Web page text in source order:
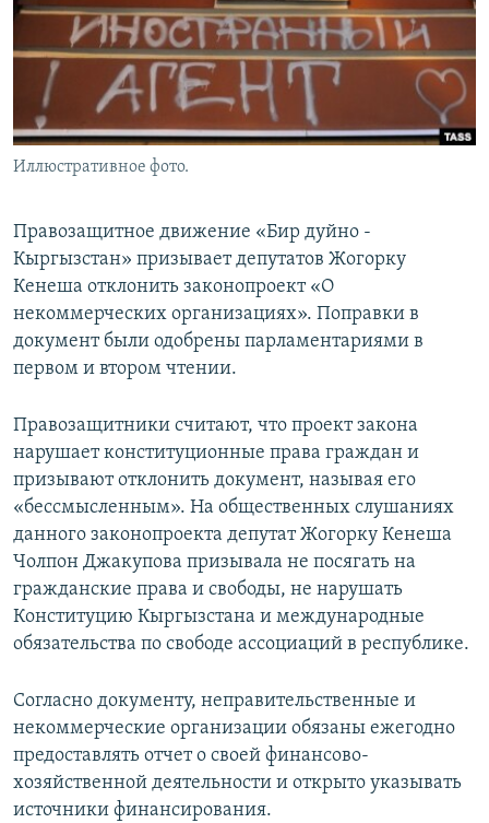
Иллюстративное фото.
Правозащитное движение «Бир дуйно -
Кыргызстан» призывает депутатов Жогорку
Кенеша отклонить законопроект «О
некоммерческих организациях». Поправки в
документ были одобрены парламентариями в
первом и втором чтении.
Правозащитники считают, что проект закона
нарушает конституционные права граждан и
призывают отклонить документ, называя его
«бессмысленным». На общественных слушаниях
данного законопроекта депутат Жогорку Кенеша
Чолпон Джакупова призывала не посягать на
гражданские права и свободы, не нарушать
Конституцию Кыргызстана и международные
обязательства по свободе ассоциаций в республике.
Согласно документу, неправительственные и
некоммерческие организации обязаны ежегодно
предоставлять отчет о своей финансово-
хозяйственной деятельности и открыто указывать
источники финансирования.